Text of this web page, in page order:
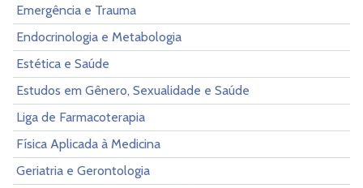
Emergência e Trauma
Endocrinologia e Metabologia
Estética e Saúde
Estudos em Gênero, Sexualidade e Saúde
Liga de Farmacoterapia
Física Aplicada à Medicina
Geriatria e Gerontologia